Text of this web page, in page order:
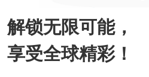
解锁无限可能，
享受全球精彩！